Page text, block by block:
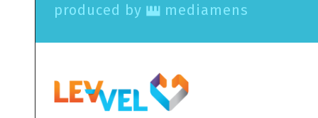
produced by mediamens